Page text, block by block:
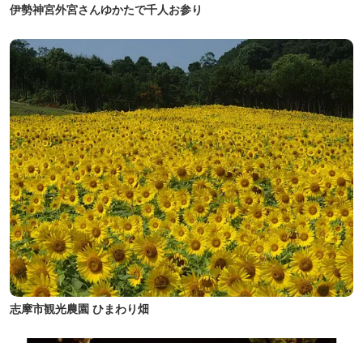
伊勢神宮外宮さんゆかたで千人お参り
志摩市観光農園 ひまわり畑